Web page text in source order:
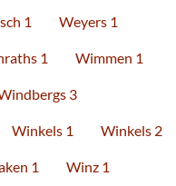
1 Weyers 1
1 Wimmen 1
3
Winkels 1 Winkels 2
1 Winz 1